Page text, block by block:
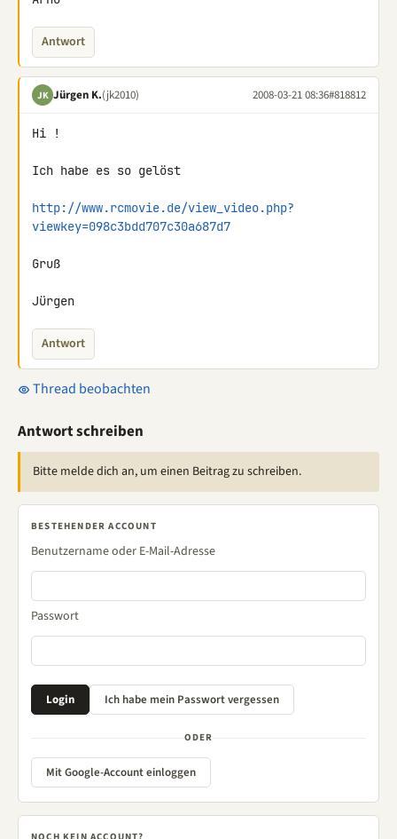
Antwort
JK Jürgen K.(jk2010) 2008-03-21 08:36#818812
Hi !
Ich habe es so gelöst
http://www.rcmovie.de/view_video.php?
viewkey=098c3bdd707c30a687d7
Gruß
Jürgen
Antwort
Thread beobachten
Antwort schreiben
Bitte melde dich an, um einen Beitrag zu schreiben.
BESTEHENDER ACCOUNT
Benutzername oder E-Mail-Adresse
Passwort
ODER
Mit Google-Account einloggen